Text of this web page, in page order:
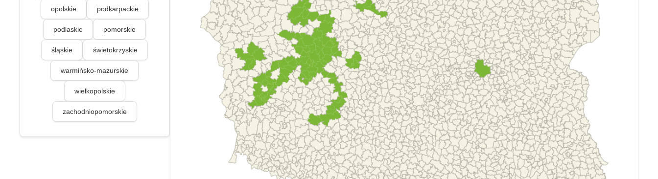
opolskie podkarpackie
podlaskie pomorskie
śląskie świetokrzyskie
warmińsko-mazurskie
wielkopolskie
zachodniopomorskie